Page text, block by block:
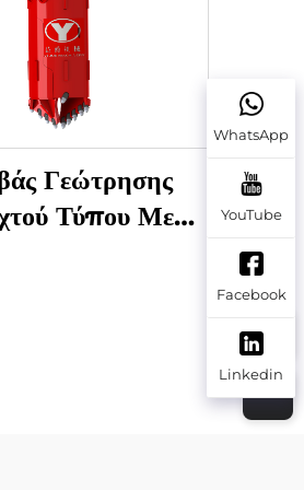
Γεώτρησης
Τύπου Με
WhatsApp
YouTube
Facebook
Linkedin